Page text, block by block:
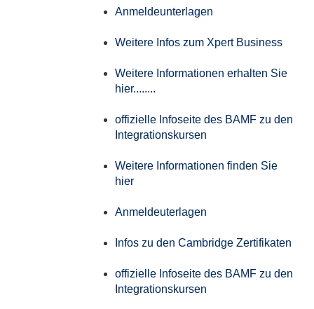
Anmeldeunterlagen
Weitere Infos zum Xpert Business
Weitere Informationen erhalten Sie
hier........
offizielle Infoseite des BAMF zu den
Integrationskursen
Weitere Informationen finden Sie
hier
Anmeldeuterlagen
Infos zu den Cambridge Zertifikaten
offizielle Infoseite des BAMF zu den
Integrationskursen